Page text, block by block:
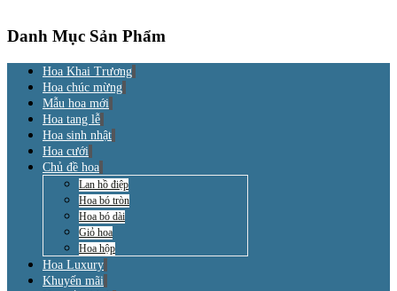
Danh Mục Sản Phẩm
Hoa Khai Trương
Hoa chúc mừng
Mẫu hoa mới
Hoa tang lễ
Hoa sinh nhật
Hoa cưới
Chủ đề hoa
Lan hồ điệp
Hoa bó tròn
Hoa bó dài
Giỏ hoa
Hoa hộp
Hoa Luxury
Khuyến mãi